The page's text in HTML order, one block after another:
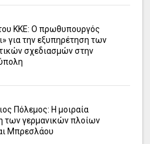
ΚΚΕ: Ο πρωθυπουργός
για την εξυπηρέτηση των
σχεδιασμών στην
Πόλεμος: Η μοιραία
των γερμανικών πλοίων
Μπρεσλάου